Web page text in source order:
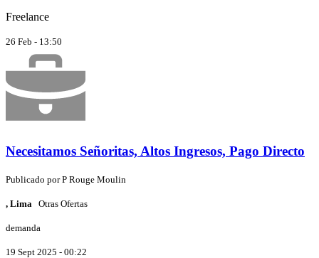
Freelance
26 Feb - 13:50
Necesitamos Señoritas, Altos Ingresos, Pago Directo
Publicado porP Rouge Moulin
, Lima Otras Ofertas
demanda
19 Sept 2025 - 00:22